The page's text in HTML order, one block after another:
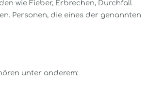
wie Fieber, Erbrechen, Durchfall
Personen, die eines der genannten
unter anderem: